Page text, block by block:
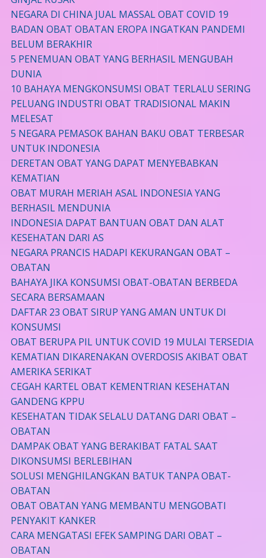
NEGARA DI CHINA JUAL MASSAL OBAT COVID 19
BADAN OBAT OBATAN EROPA INGATKAN PANDEMI
BELUM BERAKHIR
5 PENEMUAN OBAT YANG BERHASIL MENGUBAH
DUNIA
10 BAHAYA MENGKONSUMSI OBAT TERLALU SERING
PELUANG INDUSTRI OBAT TRADISIONAL MAKIN
MELESAT
5 NEGARA PEMASOK BAHAN BAKU OBAT TERBESAR
UNTUK INDONESIA
DERETAN OBAT YANG DAPAT MENYEBABKAN
KEMATIAN
OBAT MURAH MERIAH ASAL INDONESIA YANG
BERHASIL MENDUNIA
INDONESIA DAPAT BANTUAN OBAT DAN ALAT
KESEHATAN DARI AS
NEGARA PRANCIS HADAPI KEKURANGAN OBAT –
OBATAN
BAHAYA JIKA KONSUMSI OBAT-OBATAN BERBEDA
SECARA BERSAMAAN
DAFTAR 23 OBAT SIRUP YANG AMAN UNTUK DI
KONSUMSI
OBAT BERUPA PIL UNTUK COVID 19 MULAI TERSEDIA
KEMATIAN DIKARENAKAN OVERDOSIS AKIBAT OBAT
AMERIKA SERIKAT
CEGAH KARTEL OBAT KEMENTRIAN KESEHATAN
GANDENG KPPU
KESEHATAN TIDAK SELALU DATANG DARI OBAT –
OBATAN
DAMPAK OBAT YANG BERAKIBAT FATAL SAAT
DIKONSUMSI BERLEBIHAN
SOLUSI MENGHILANGKAN BATUK TANPA OBAT-
OBATAN
OBAT OBATAN YANG MEMBANTU MENGOBATI
PENYAKIT KANKER
CARA MENGATASI EFEK SAMPING DARI OBAT –
OBATAN